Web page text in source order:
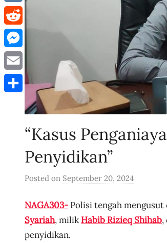
“Kasus
Penyidikan”
Posted on September 20, 2024
u
s
NAGA303- Polisi tengah mengusut
Syariah, milik Habib Rizieq Shihab,
penyidikan.
VK
Reddit
Messenger
Email